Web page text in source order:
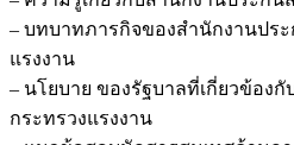
– บทบาทภารกิจของสำนักงานปร
แรงงาน
– นโยบาย ของรัฐบาลที่เกี่ยวข้อง
กระทรวงแรงงาน